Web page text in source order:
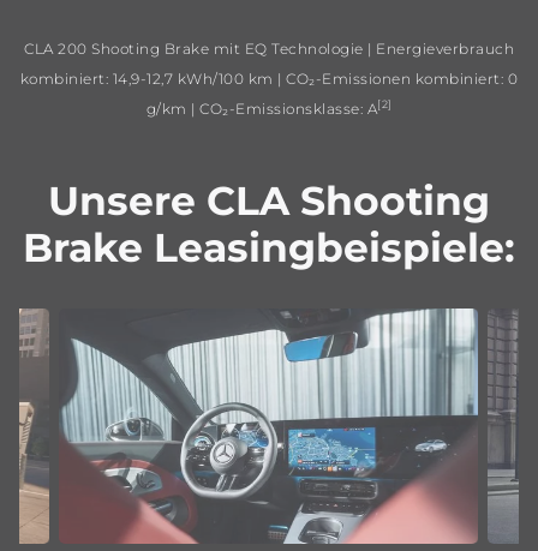
CLA 200 Shooting Brake mit EQ Technologie | Energieverbrauch
kombiniert: 14,9-12,7 kWh/100 km | CO₂-Emissionen kombiniert: 0
g/km | CO₂-Emissionsklasse: A[2]
Unsere CLA Shooting
Brake Leasingbeispiele: